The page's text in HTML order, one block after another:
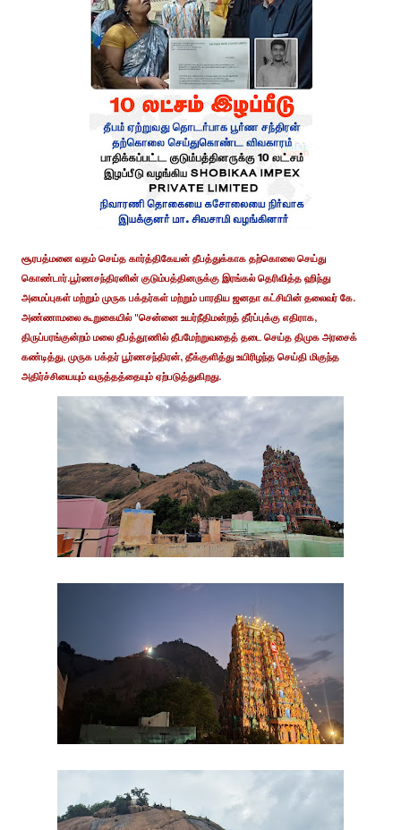
சூரபத்மனை வதம் செய்த கார்த்திகேயன் தீபத்துக்காக தற்கொலை செய்து
கொண்டார்.பூர்ணசந்திரனின் குடும்பத்தினருக்கு இரங்கல் தெரிவித்த ஹிந்து
அமைப்புகள் மற்றும் முருக பக்தர்கள் மற்றும் பாரதிய ஜனதா கட்சியின் தலைவர் கே.
அண்ணாமலை கூறுகையில் "சென்னை உயர்நீதிமன்றத் தீர்ப்புக்கு எதிராக,
திருப்பரங்குன்றம் மலை தீபத்தூணில் தீபமேற்றுவதைத் தடை செய்த திமுக அரசைக்
கண்டித்து, முருக பக்தர் பூர்ணசந்திரன், தீக்குளித்து உயிரிழந்த செய்தி மிகுந்த
அதிர்ச்சியையும் வருத்தத்தையும் ஏற்படுத்துகிறது.